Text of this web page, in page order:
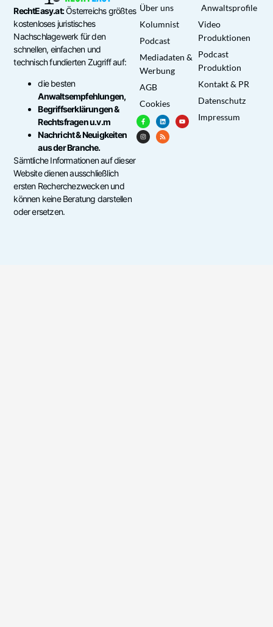
RechtEasy.at:Österreichs größtes
kostenloses juristisches
Nachschlagewerk für den
schnellen, einfachen und
technisch fundierten Zugriff auf:
die besten
Anwaltsempfehlungen,
Begriffserklärungen &
Rechtsfragen u.v.m
Nachricht & Neuigkeiten
aus der Branche.
Sämtliche Informationen auf dieser
Website dienen ausschließlich
ersten Recherchezwecken und
können keine Beratung darstellen
oder ersetzen.
Über uns
Kolumnist
Podcast
Mediadaten &
Werbung
AGB
Cookies
Anwaltsprofile
Video
Produktionen
Podcast
Produktion
Kontakt & PR
Datenschutz
Impressum